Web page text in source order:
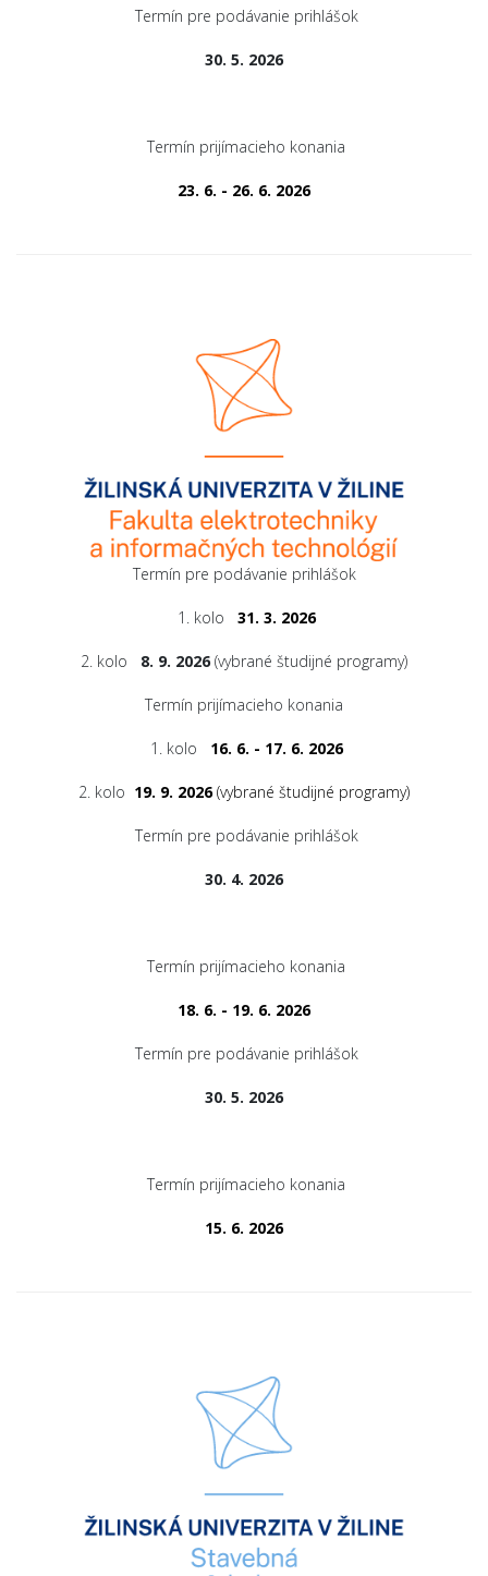
Termín pre podávanie prihlášok
30. 5. 2026
Termín prijímacieho konania
23. 6. - 26. 6. 2026
Termín pre podávanie prihlášok
1. kolo 31. 3. 2026
2. kolo 8. 9. 2026 (vybrané študijné programy)
Termín prijímacieho konania
1. kolo 16. 6. - 17. 6. 2026
2. kolo 19. 9. 2026(vybrané študijné programy)
Termín pre podávanie prihlášok
30. 4. 2026
Termín prijímacieho konania
18. 6. - 19. 6. 2026
Termín pre podávanie prihlášok
30. 5. 2026
Termín prijímacieho konania
15. 6. 2026